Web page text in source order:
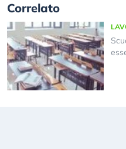
Correlato